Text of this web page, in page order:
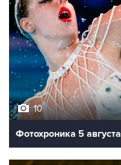
10
Фотохроника 5 августа